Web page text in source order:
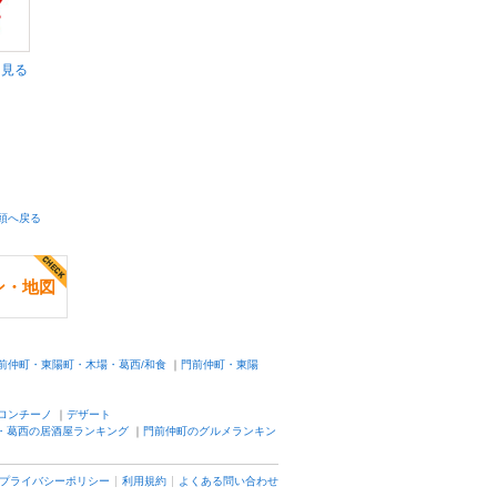
る
へ戻る
・地図
仲町・東陽町・木場・葛西/和食 ｜ 門前仲町・東陽
ンチーノ ｜ デザート
葛西の居酒屋ランキング ｜ 門前仲町のグルメランキン
プライバシーポリシー 利用規約 よくある問い合わせ